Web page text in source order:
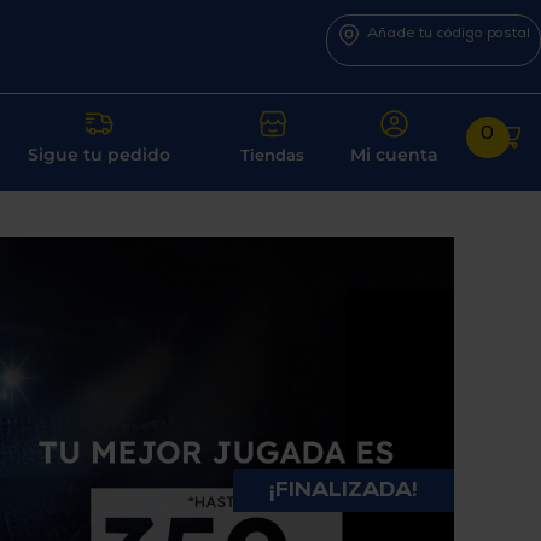
Añade tu código postal
Sigue tu pedido Tiendas Mi cuenta
0
¡FINALIZADA!